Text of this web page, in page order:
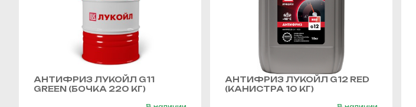
АНТИФРИЗ ЛУКОЙЛ G11
GREEN (БОЧКА 220 КГ)
АНТИФРИЗ ЛУКОЙЛ G12 RED
(КАНИСТРА 10 КГ)